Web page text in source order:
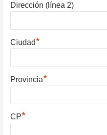
Dirección (línea 2)
Ciudad*
Provincia*
CP*